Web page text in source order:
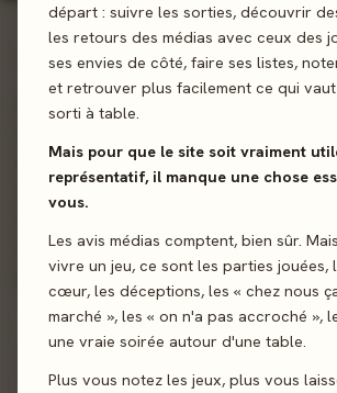
départ : suivre les sorties, découvrir
les retours des médias avec ceux des
ses envies de côté, faire ses listes,
et retrouver plus facilement ce qui
sorti à table.
Mais pour que le site soit vraiment
représentatif, il manque une chose
vous.
Les avis médias comptent, bien sûr.
vivre un jeu, ce sont les parties jouées,
cœur, les déceptions, les « chez nous
marché », les « on n'a pas accroché »,
une vraie soirée autour d'une table.
Plus vous notez les jeux, plus vous
01 - LE JEU
Un défi solo face au terrible dragon...
surmonter les périls du voyage et
Au cours de cette aventure, vous tenterez
chances de survie face à votre dernier
périssez entre les griffes du dragon, la
Deckbuilding Gestion de Main